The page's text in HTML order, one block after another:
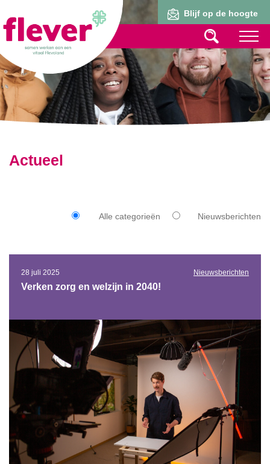
Blijf op de hoogte
Actueel
Alle categorieën Nieuwsberichten
28 juli 2025 Nieuwsberichten
Verken zorg en welzijn in 2040!